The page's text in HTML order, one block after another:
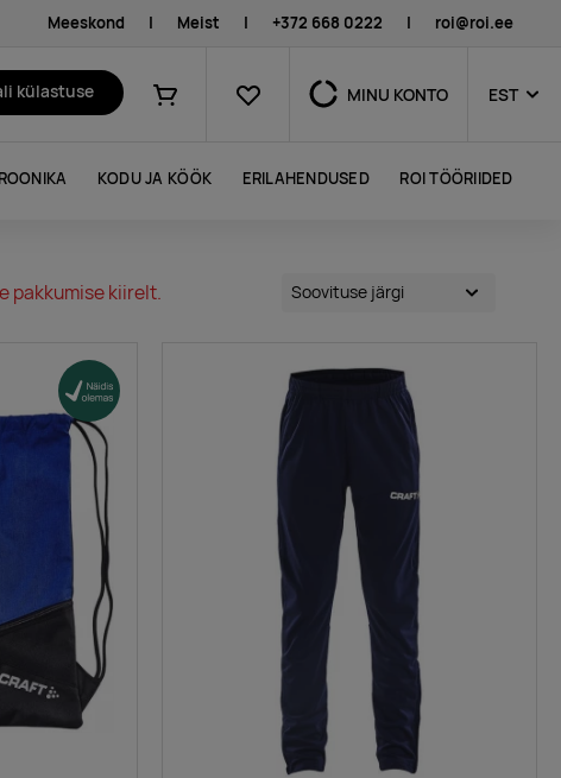
Meeskond | Meist | +372 668 0222 | roi@roi.ee
külastuse
Ostukorv
Lemmikud MINU KONTO EST
KODU JA KÖÖK ERILAHENDUSED ROI TÖÖRIIDED
pakkumise kiirelt.